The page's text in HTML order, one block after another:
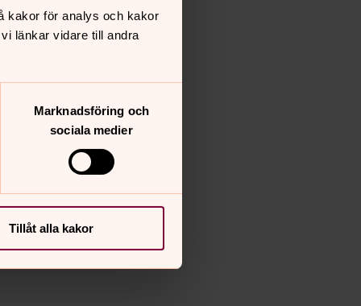
kakor för analys och kakor
länkar vidare till andra
Marknadsföring och
sociala medier
Tillåt alla kakor